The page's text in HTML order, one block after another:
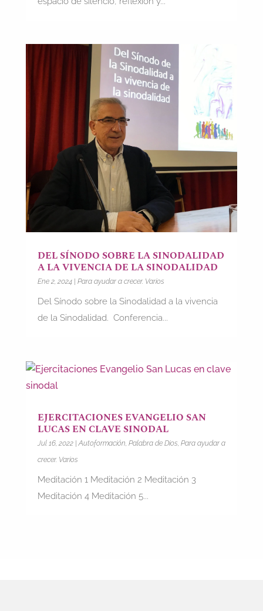
DEL SÍNODO SOBRE LA SINODALIDAD
A LA VIVENCIA DE LA SINODALIDAD
Ene 2, 2024| Para ayudar a crecer. Varios
Del Sínodo sobre la Sinodalidad a la vivencia
de la Sinodalidad. Conferencia...
EJERCITACIONES EVANGELIO SAN
LUCAS EN CLAVE SINODAL
Jul 16, 2022| Autoformación Palabra de Dios Para ayudar a
crecer. Varios
Meditación 1 Meditación 2 Meditación 3
Meditación 4 Meditación 5...